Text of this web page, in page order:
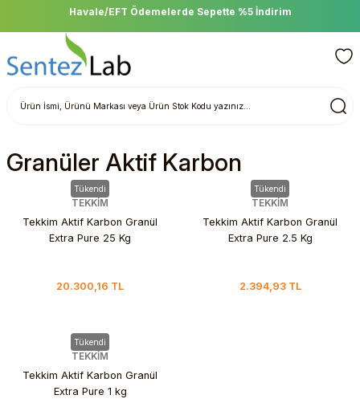
Havale/EFT Ödemelerde Sepette %5 İndirim
Granüler Aktif Karbon
Tükendi
TEKKİM
Tekkim Aktif Karbon Granül
Extra Pure 25 Kg
20.300,16 TL
Tükendi
TEKKİM
Tekkim Aktif Karbon Granül
Extra Pure 2.5 Kg
2.394,93 TL
Tükendi
TEKKİM
Tekkim Aktif Karbon Granül
Extra Pure 1 kg